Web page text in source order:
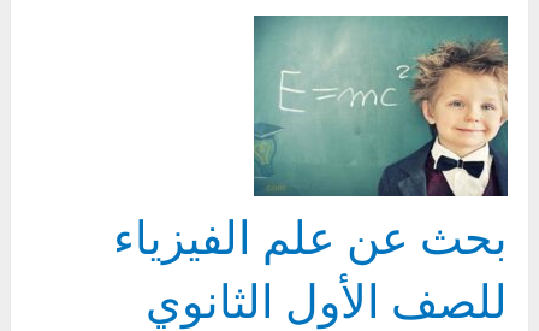
بحث عن علم الفيزياء
للصف الأول الثانوي